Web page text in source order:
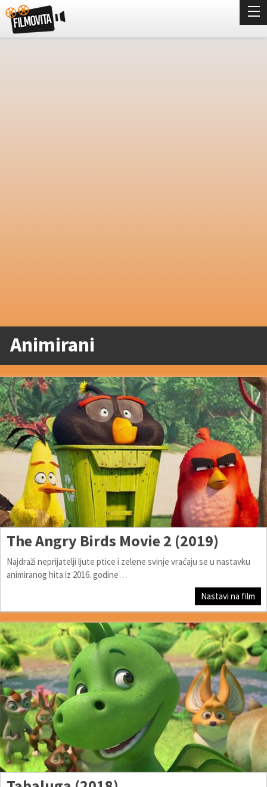
Animirani
The Angry Birds Movie 2 (2019)
Najdraži neprijatelji ljute ptice i zelene svinje vraćaju se u nastavku
animiranog hita iz 2016. godine…
Nastavi na film